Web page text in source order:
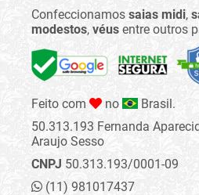
Confeccionamos saias midi,
modestos, véus entre outros
Feito com no
Brasil.
50.313.193 Fernanda
Araujo Sesso
CNPJ 50.313.193/0001-09
(11) 981017437